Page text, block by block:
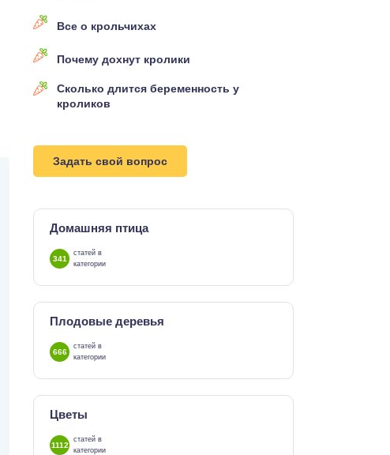
Все о крольчихах
Почему дохнут кролики
Сколько длится беременность у
кроликов
Задать свой вопрос
Домашняя птица
341
статей в
категории
Плодовые деревья
666
статей в
категории
Цветы
1112
статей в
категории